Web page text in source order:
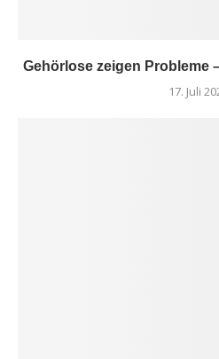
Gehörlose zeigen Probleme
17. Juli